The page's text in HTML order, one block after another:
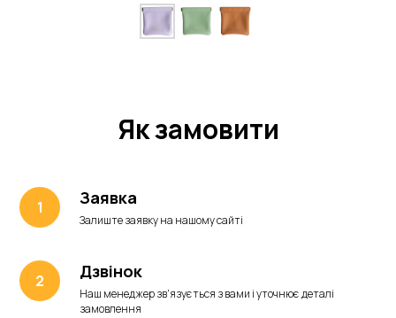
Як замовити
Заявка
Залиште заявку на нашому сайті
Дзвінок
Наш менеджер зв'язується з вами і уточнює деталі
замовлення